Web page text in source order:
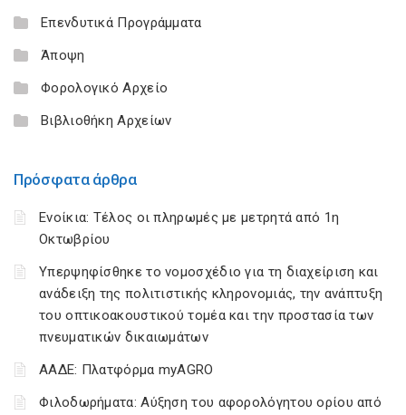
Επενδυτικά Προγράμματα
Άποψη
Φορολογικό Αρχείο
Βιβλιοθήκη Αρχείων
Πρόσφατα άρθρα
Ενοίκια: Τέλος οι πληρωμές με μετρητά από 1η
Οκτωβρίου
Υπερψηφίσθηκε το νομοσχέδιο για τη διαχείριση και
ανάδειξη της πολιτιστικής κληρονομιάς, την ανάπτυξη
του οπτικοακουστικού τομέα και την προστασία των
πνευματικών δικαιωμάτων
ΑΑΔΕ: Πλατφόρμα myAGRO
Φιλοδωρήματα: Αύξηση του αφορολόγητου ορίου από